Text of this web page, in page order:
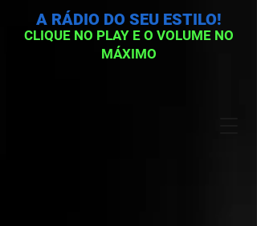
CLIQUE NO PLAY E O VOLUME NO
MÁXIMO
A RÁDIO DO SEU ESTILO!